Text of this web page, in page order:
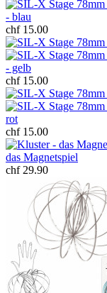
- blau
chf 15.00
- gelb
chf 15.00
rot
chf 15.00
das Magnetspiel
chf 29.90